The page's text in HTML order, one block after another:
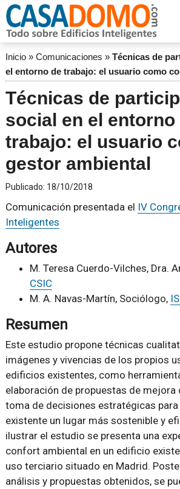
Inicio» Comunicaciones » Técnicas de
el entorno de trabajo: el usuario como
Técnicas de
social en el entorno
trabajo: el usuario
gestor ambiental
Publicado: 18/10/2018
Comunicación presentada el IV
Inteligentes
Autores
M. Teresa Cuerdo-Vilches, Dra.
CSIC
M. A. Navas-Martín, Sociólogo,
Resumen
Este estudio propone técnicas
imágenes y vivencias de los propios
edificios existentes, como
elaboración de propuestas de mejora
toma de decisiones estratégicas
existente un lugar más sostenible y
ilustrar el estudio se presenta una
confort ambiental en un edificio
uso terciario situado en Madrid.
análisis y propuestas obtenidos, se